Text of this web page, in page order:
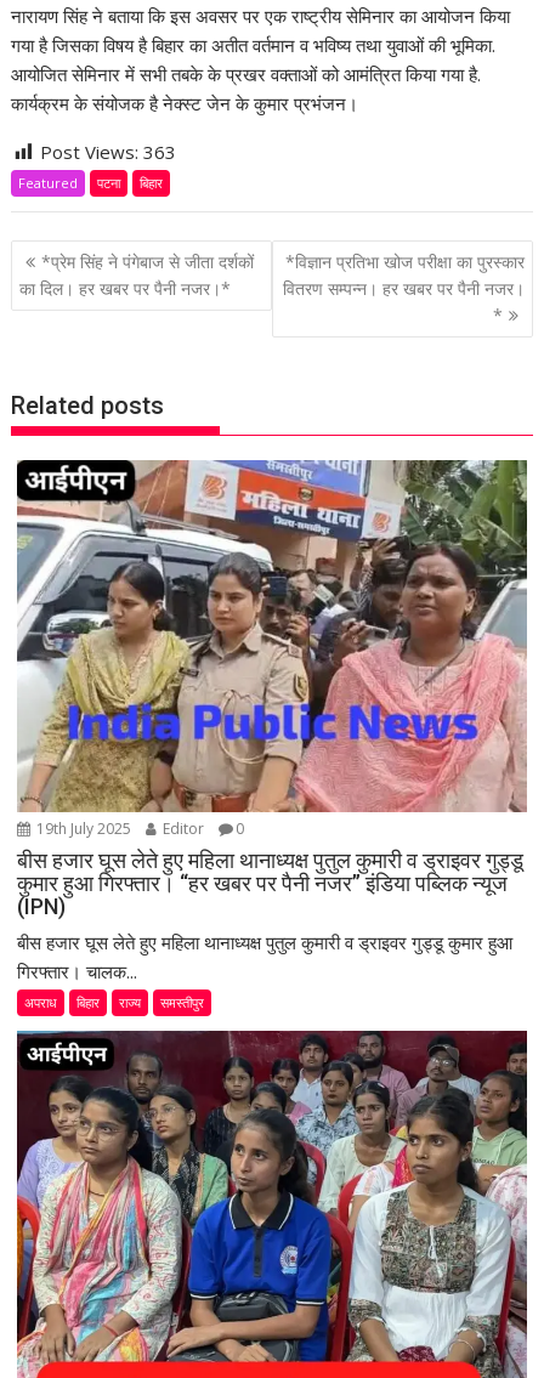
नारायण सिंह ने बताया कि इस अवसर पर एक राष्ट्रीय सेमिनार का आयोजन किया
गया है जिसका विषय है बिहार का अतीत वर्तमान व भविष्य तथा युवाओं की भूमिका.
आयोजित सेमिनार में सभी तबके के प्रखर वक्ताओं को आमंत्रित किया गया है.
कार्यक्रम के संयोजक है नेक्स्ट जेन के कुमार प्रभंजन।
Post Views:363
Featured पटना बिहार
P
o
n
a
g
a
t
i
o
n
*प्रेम सिंह ने पंगेबाज से जीता दर्शकों
का दिल। हर खबर पर पैनी नजर।*
*विज्ञान प्रतिभा खोज परीक्षा का पुरस्कार
वितरण सम्पन्न। हर खबर पर पैनी नजर।
*
Related posts
19th July 2025 Editor 0
बीस हजार घूस लेते हुए महिला थानाध्यक्ष पुतुल कुमारी व ड्राइवर गुड्डू
कुमार हुआ गिरफ्तार। “हर खबर पर पैनी नजर” इंडिया पब्लिक न्यूज
(IPN)
बीस हजार घूस लेते हुए महिला थानाध्यक्ष पुतुल कुमारी व ड्राइवर गुड्डू कुमार हुआ
गिरफ्तार। चालक...
अपराध बिहार राज्य समस्तीपुर